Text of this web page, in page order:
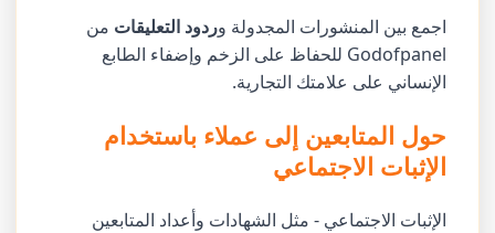
اجمع بين المنشورات المجدولة وردود التعليقات من
Godofpanel للحفاظ على الزخم وإضفاء الطابع
الإنساني على علامتك التجارية.
حول المتابعين إلى عملاء باستخدام
الإثبات الاجتماعي
الإثبات الاجتماعي - مثل الشهادات وأعداد المتابعين